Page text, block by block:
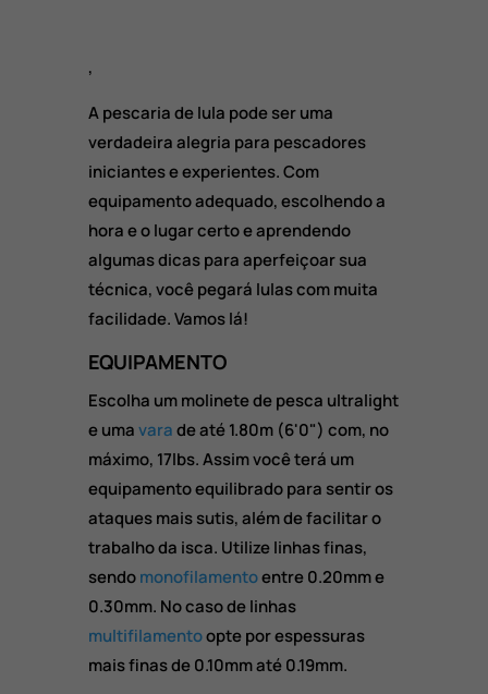
,
A pescaria de lula pode ser uma
verdadeira alegria para pescadores
iniciantes e experientes. Com
equipamento adequado, escolhendo a
hora e o lugar certo e aprendendo
algumas dicas para aperfeiçoar sua
técnica, você pegará lulas com muita
facilidade. Vamos lá!
EQUIPAMENTO
Escolha um molinete de pesca ultralight
e umavarade até 1.80m (6'0") com, no
máximo, 17lbs. Assim você terá um
equipamento equilibrado para sentir os
ataques mais sutis, além de facilitar o
trabalho da isca. Utilize linhas finas,
sendomonofilamentoentre 0.20mm e
0.30mm. No caso de linhas
multifilamentoopte por espessuras
mais finas de 0.10mm até 0.19mm.